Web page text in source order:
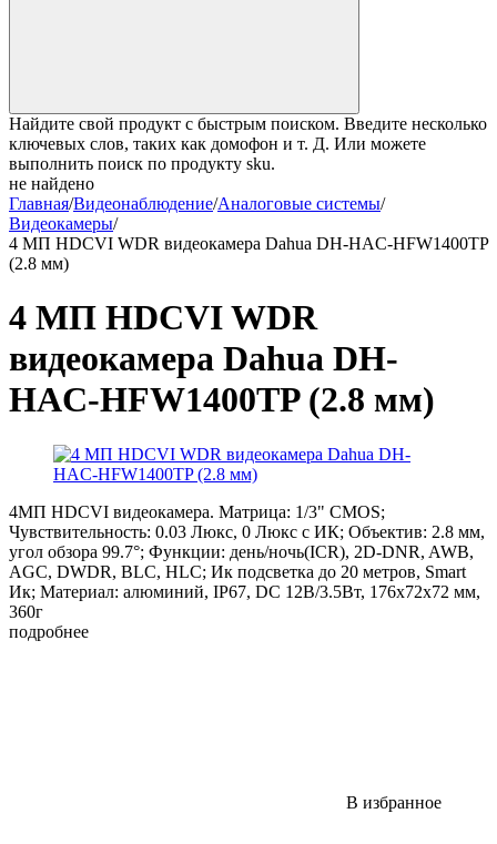
Найдите свой продукт с быстрым поиском. Введите несколько
ключевых слов, таких как домофон и т. Д. Или можете
выполнить поиск по продукту sku.
не найдено
Главная/Видеонаблюдение/Аналоговые системы/
Видеокамеры/
4 МП HDCVI WDR видеокамера Dahua DH-HAC-HFW1400TP
(2.8 мм)
4 МП HDCVI WDR
видеокамера Dahua DH-
HAC-HFW1400TP (2.8 мм)
4МП HDCVI видеокамера. Матрица: 1/3" CMOS;
Чувствительность: 0.03 Люкс, 0 Люкс с ИК; Объектив: 2.8 мм,
угол обзора 99.7°; Функции: день/ночь(ICR), 2D-DNR, AWB,
AGC, DWDR, BLC, HLC; Ик подсветка до 20 метров, Smart
Ик; Материал: алюминий, IP67, DC 12В/3.5Вт, 176x72х72 мм,
360г
подробнее
В избранное